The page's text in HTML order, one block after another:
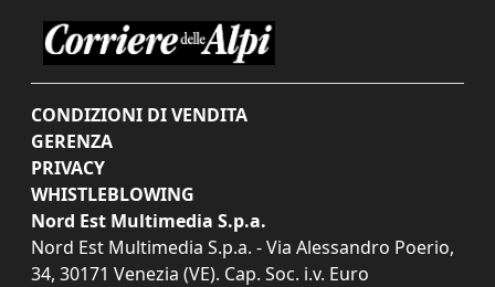
CONDIZIONI DI VENDITA
GERENZA
PRIVACY
WHISTLEBLOWING
Nord Est Multimedia S.p.a.
Nord Est Multimedia S.p.a. - Via Alessandro Poerio,
34, 30171 Venezia (VE). Cap. Soc. i.v. Euro